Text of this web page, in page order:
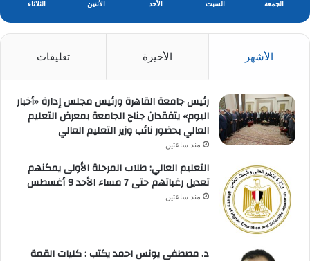
الجمعة السبت الأحد الأثنين الثلاثاء
الأشهر الأخيرة تعليقات
رئيس جامعة القاهرة ورئيس مجلس إدارة «أخبار
اليوم» يتفقدان جناح الجامعة بمعرض التعليم
العالي بحضور نائب وزير التعليم العالي
منذ ساعتين
التعليم العالي: طلاب المرحلة الأولى يمكنهم
تعديل رغباتهم حتى 7 مساء الأحد 9 أغسطس
منذ ساعتين
د. مصطفى يونس احمد يكتب : كليات القمة